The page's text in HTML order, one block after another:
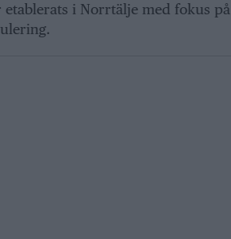
etablerats i Norrtälje med fokus på